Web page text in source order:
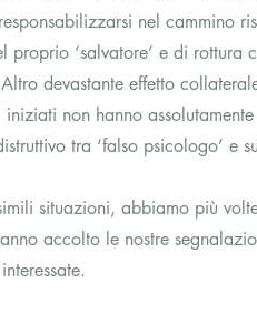
nel cammino
proprio ‘salvatore’ e di
devastante effetto
iniziati non hanno
tra ‘falso psicologo’ e
situazioni, abbiamo più
accolto le nostre